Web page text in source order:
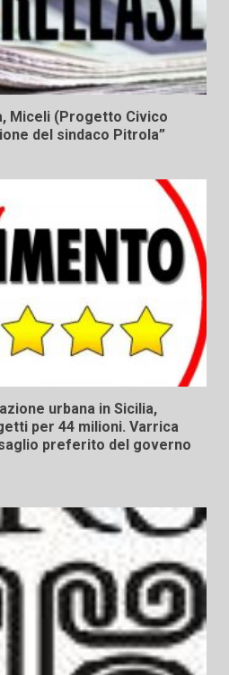
Miceli (Progetto Civico
del sindaco Pitrola”
urbana in Sicilia,
per 44 milioni. Varrica
preferito del governo